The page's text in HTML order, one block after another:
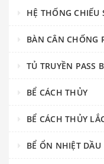
HỆ THỐNG CHIẾU
BÀN CÂN CHỐNG
TỦ TRUYỀN PASS
BỂ CÁCH THỦY
BỂ CÁCH THỦY
BỂ ỔN NHIỆT DẦU